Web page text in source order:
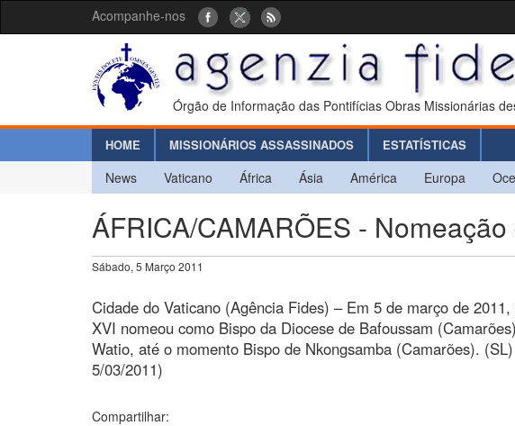
Acompanhe-nos
Órgão de Informação das Pontifícias Obras Missionárias
HOME MISSIONÁRIOS ASSASSINADOS ESTATÍSTICAS
News Vaticano África Ásia América Europa
ÁFRICA/CAMARÕES -
Sábado, 5 Março 2011
Cidade do Vaticano (Agência Fides) – Em 5 de março de
XVI nomeou como Bispo da Diocese de Bafoussam
Watio, até o momento Bispo de Nkongsamba (Camarões).
5/03/2011)
Compartilhar: